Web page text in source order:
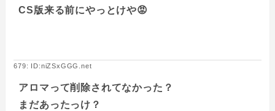
CS版来る前にやっとけや😡
679: ID:niZSxGGG.net
アロマって削除されてなかった？
まだあったっけ？